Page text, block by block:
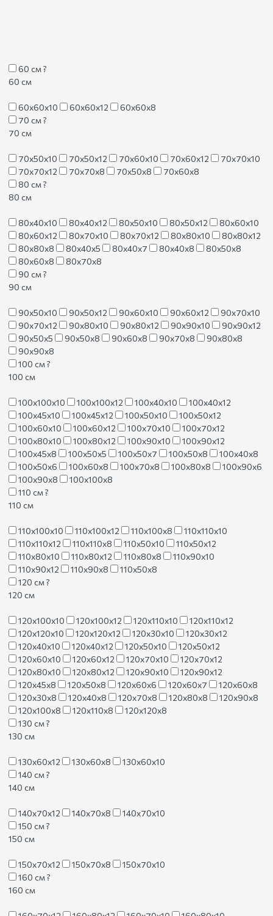
60 см?
60 см
60х60х10 60х60х12
60х60х8
70 см?
70 см
70х50х10 70х50х12 70х60х10 70х60х12
70х70х10
70х70х12
70х70х8 70х50х8
70х60х8
80 см?
80 см
80х40х10 80х40х12 80х50х10 80х50х12
80х60х10
80х60х12
80х70х10 80х70х12 80х80х10
80х80х12
80х80х8
80х40х5 80х40х7 80х40х8
80х50х8
80х60х8
80х70х8
90 см?
90 см
90х50х10 90х50х12 90х60х10 90х60х12
90х70х10
90х70х12
90х80х10 90х80х12 90х90х10
90х90х12
90х50х5
90х50х8 90х60х8 90х70х8
90х80х8
90х90х8
100 см?
100 см
100х100х10 100х100х12 100х40х10
100х40х12
100х45х10
100х45х12 100х50х10
100х50х12
100х60х10
100х60х12 100х70х10
100х70х12
100х80х10
100х80х12 100х90х10
100х90х12
100х45х8
100х50х5 100х50х7 100х50х8
100х40х8
100х50х6
100х60х8 100х70х8 100х80х8
100х90х6
100х90х8
100х100х8
110 см?
110 см
110х100х10 110х100х12 110х100х8
110х110х10
110х110х12
110х110х8 110х50х10
110х50х12
110х80х10
110х80х12 110х80х8
110х90х10
110х90х12
110х90х8
110х50х8
120 см?
120 см
120х100х10 120х100х12 120х110х10
120х110х12
120х120х10
120х120х12 120х30х10
120х30х12
120х40х10
120х40х12 120х50х10
120х50х12
120х60х10
120х60х12 120х70х10
120х70х12
120х80х10
120х80х12 120х90х10
120х90х12
120х45х8
120х50х8 120х60х6 120х60х7
120х60х8
120х30х8
120х40х8 120х70х8 120х80х8
120х90х8
120х100х8
120х110х8
120х120х8
130 см?
130 см
130х60х12 130х60х8
130х60х10
140 см?
140 см
140х70х12 140х70х8
140х70х10
150 см?
150 см
150х70х12 150х70х8
150х70х10
160 см?
160 см